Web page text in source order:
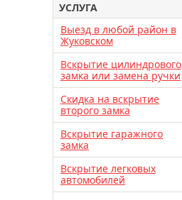
УСЛУГА
Выезд в любой район в
Жуковском
Вскрытие цилиндрового
замка или замена ручки
Скидка на вскрытие
второго замка
Вскрытие гаражного
замка
Вскрытие легковых
автомобилей